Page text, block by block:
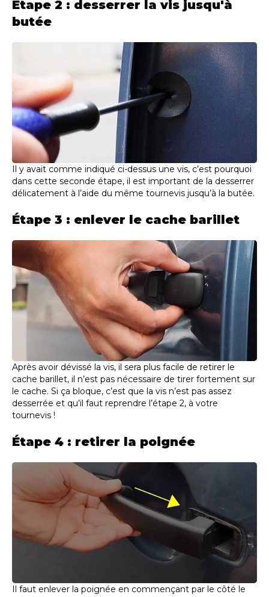
Étape 2 : desserrer la vis jusqu'à
butée
Il y avait comme indiqué ci-dessus une vis, c’est pourquoi
dans cette seconde étape, il est important de la desserrer
délicatement à l’aide du même tournevis jusqu’à la butée.
Étape 3 : enlever le cache barillet
Après avoir dévissé la vis, il sera plus facile de retirer le
cache barillet, il n’est pas nécessaire de tirer fortement sur
le cache. Si ça bloque, c’est que la vis n’est pas assez
desserrée et qu’il faut reprendre l’étape 2, à votre
tournevis !
Étape 4 : retirer la poignée
Il faut enlever la poignée en commençant par le côté le